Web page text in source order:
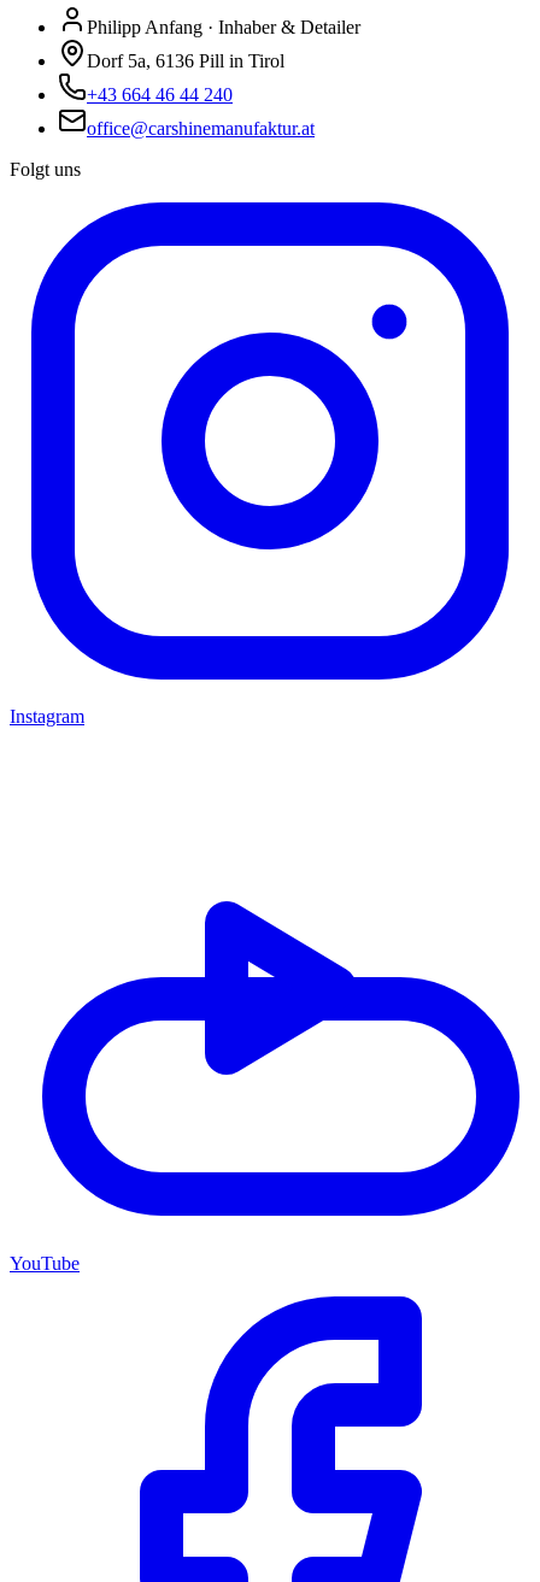
Philipp Anfang · Inhaber & Detailer
Dorf 5a, 6136 Pill in Tirol
+43 664 46 44 240
office@carshinemanufaktur.at
Folgt uns
Instagram
YouTube